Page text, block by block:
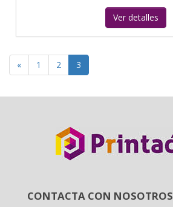
Ver detalles
« 1 2 3
CONTACTA CON NOSOTROS